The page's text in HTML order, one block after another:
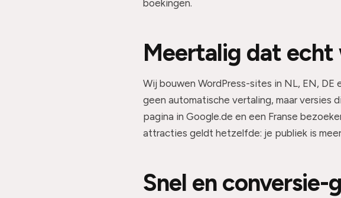
boekingen.
Meertalig dat
Wij bouwen WordPress-sites in NL, EN,
geen automatische vertaling, maar versies
pagina in Google.de en een Franse
attracties geldt hetzelfde: je publiek is
Snel en conversie-